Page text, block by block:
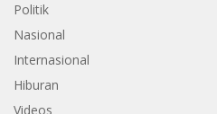
Politik
Nasional
Internasional
Hiburan
Videos